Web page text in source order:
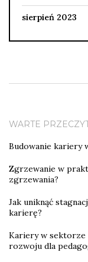
sierpień 2023
WARTE
Budowanie kariery
Zgrzewanie w
zgrzewania?
Jak uniknąć
karierę?
Kariery w sektorze
rozwoju dla